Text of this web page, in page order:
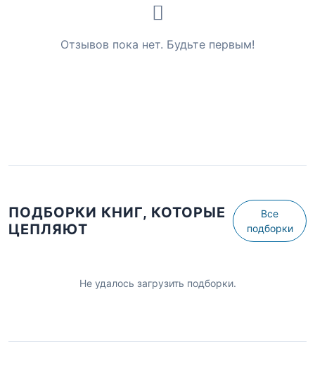
Отзывов пока нет. Будьте первым!
ПОДБОРКИ КНИГ, КОТОРЫЕ
ЦЕПЛЯЮТ
Все
подборки
Не удалось загрузить подборки.